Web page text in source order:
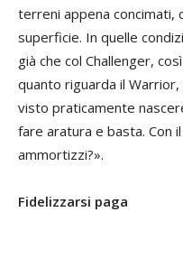
terreni appena concimati,
superficie. In quelle
già che col Challenger,
quanto riguarda il
visto praticamente
fare aratura e basta. Con
ammortizzi?».
Fidelizzarsi paga